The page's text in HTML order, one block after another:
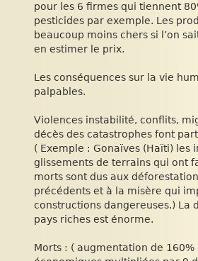
pour les 6 firmes qui tiennent
pesticides par exemple. Les
beaucoup moins chers si l’on
en estimer le prix.
Les conséquences sur la vie
palpables.
Violences instabilité, conflits,
décès des catastrophes font
( Exemple : Gonaïves (Haïti) les
glissements de terrains qui ont
morts sont dus aux
précédents et à la misère qui
constructions dangereuses.) La
pays riches est énorme.
Morts : ( augmentation de 160%